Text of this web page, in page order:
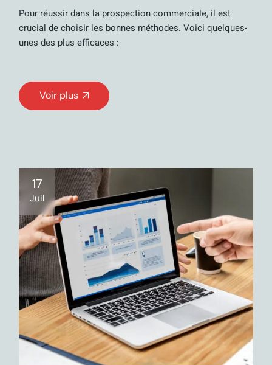
Pour réussir dans la prospection commerciale, il est
crucial de choisir les bonnes méthodes. Voici quelques-
unes des plus efficaces :
Voir plus
17
Juil